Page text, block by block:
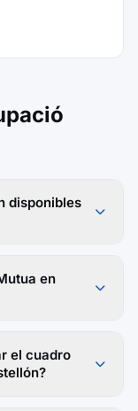
disponibles
en
el cuadro